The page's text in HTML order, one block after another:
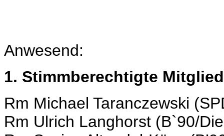
Anwesend:
1. Stimmberechtigte
Rm Michael Taranczewski
Rm Ulrich Langhorst (B`90/